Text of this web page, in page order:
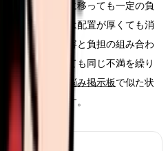
は、どの病院に移っても一定の負
しさそのものは配置が厚くても消
のか「業務内容と負担の組み合わ
いと、転職しても同じ不満を繰り
うときは、
お悩み掲示板で似た状
一つの方法です。